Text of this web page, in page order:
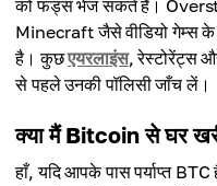
को फंड्स भेज सकते हैं।
Minecraft जैसे वीडियो गेम्स के
है। कुछएयरलाइंस, रेस्टोरेंट्स
से पहले उनकी पॉलिसी जाँच लें।
क्या मैं Bitcoin से घर
हाँ, यदि आपके पास पर्याप्त